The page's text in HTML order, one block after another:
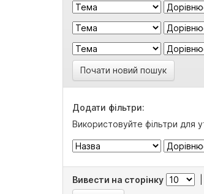
Почати новий пошук
Додати фільтри:
Використовуйте фільтри для
Вивести на сторінку